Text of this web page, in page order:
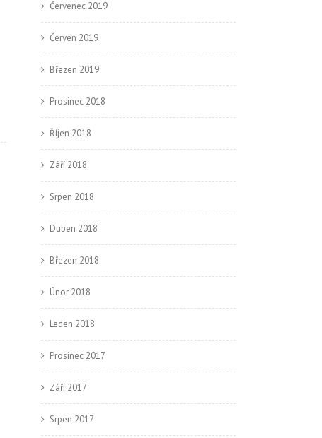
Červenec 2019
Červen 2019
Březen 2019
Prosinec 2018
Říjen 2018
Září 2018
Srpen 2018
Duben 2018
Březen 2018
Únor 2018
Leden 2018
Prosinec 2017
Září 2017
Srpen 2017